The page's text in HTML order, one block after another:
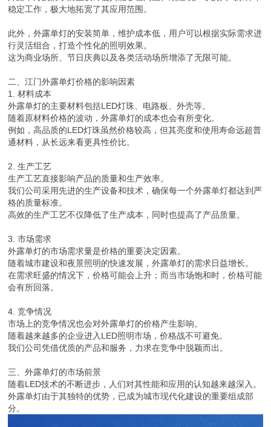
稳定工作，极大地拓宽了其应用范围。
此外，外露单灯的安装简单，维护成本低，用户可以根据实际需求进
行灵活组合，打造个性化的照明效果。
这为商业场所、节日庆典以及各类活动场所增添了无限可能。
二、江门外露单灯价格的影响因素
1. 材料成本
外露单灯的主要材料包括LED灯珠、电路板、外壳等。
随着原材料价格的波动，外露单灯的成本也会有所变化。
例如，高品质的LED灯珠虽然价格较高，但其亮度和使用寿命远超普
通材料，从长远来看更具性价比。
2. 生产工艺
生产工艺直接影响产品的质量和生产效率。
我们公司采用先进的生产设备和技术，确保每一个外露单灯都达到严
格的质量标准。
高效的生产工艺不仅降低了生产成本，同时也提高了产品质量。
3. 市场需求
外露单灯的市场需求量是价格的重要决定因素。
随着城市建设和夜景照明的快速发展，外露单灯的需求日益增长。
在需求旺盛的情况下，价格可能会上升；而当市场饱和时，价格可能
会有所回落。
4. 竞争情况
市场上的竞争情况也会对外露单灯的价格产生影响。
随着越来越多的企业进入LED照明市场，价格战不可避免。
我们公司凭借优质的产品和服务，力求在竞争中脱颖而出。
三、外露单灯的市场前景
随着LED技术的不断进步，人们对其性能和应用的认知越来越深入。
外露单灯由于其独特的优势，已成为城市现代化建设的重要组成部
分。